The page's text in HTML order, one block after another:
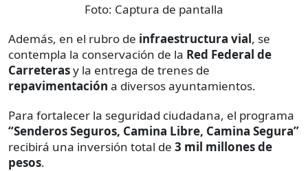
Foto: Captura de pantalla
Además, en el rubro de infraestructura vial, se
contempla la conservación de la Red Federal de
Carreterasy la entrega de trenes de
repavimentación a diversos ayuntamientos.
Para fortalecer la seguridad ciudadana, el programa
“Senderos Seguros, Camina Libre, Camina Segura”
recibirá una inversión total de 3 mil millones de
pesos.